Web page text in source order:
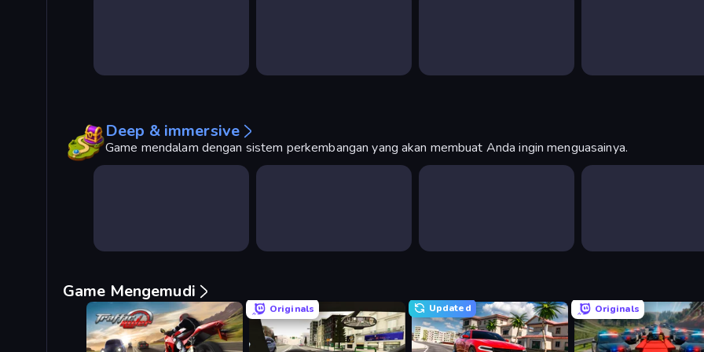
Deep & immersive
Game mendalam dengan sistem perkembangan yang akan membuat Anda ingin menguasainya.
Game Mengemudi
Originals Updated Originals